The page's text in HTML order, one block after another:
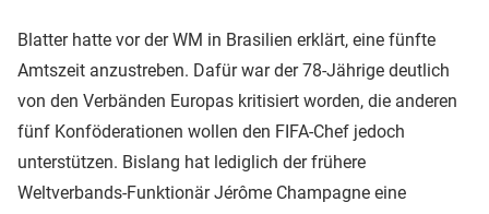
Blatter hatte vor der WM in Brasilien erklärt, eine fünfte
Amtszeit anzustreben. Dafür war der 78-Jährige deutlich
von den Verbänden Europas kritisiert worden, die anderen
fünf Konföderationen wollen den FIFA-Chef jedoch
unterstützen. Bislang hat lediglich der frühere
Weltverbands-Funktionär Jérôme Champagne eine